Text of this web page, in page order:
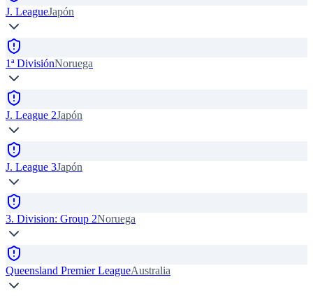
J. LeagueJapón
1ª DivisiónNoruega
J. League 2Japón
J. League 3Japón
3. Division: Group 2Noruega
Queensland Premier LeagueAustralia